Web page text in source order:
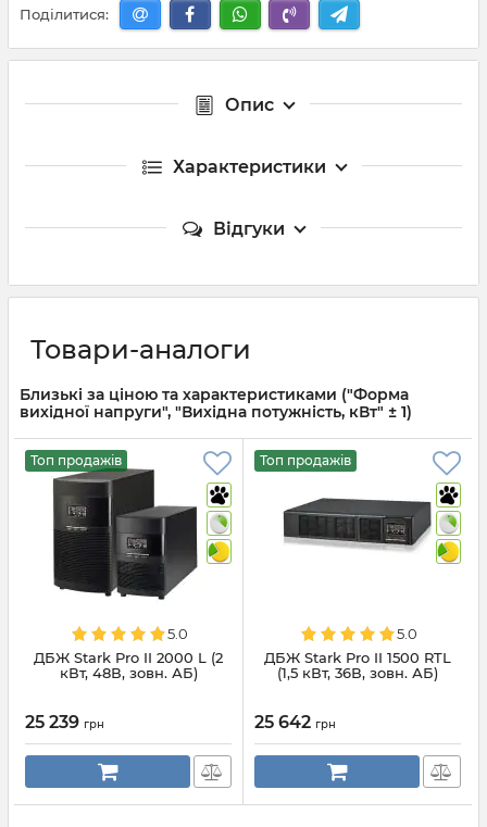
Поділитися:
Опис
Характеристики
Відгуки
Товари-аналоги
Близькі за ціною та характеристиками ("Форма
вихідної напруги", "Вихідна потужність, кВт" ± 1)
Топ продажів
5.0
ДБЖ Stark Pro II 2000 L (2
кВт, 48В, зовн. АБ)
25 239 грн
Топ продажів
5.0
ДБЖ Stark Pro II 1500 RTL
(1,5 кВт, 36В, зовн. АБ)
25 642 грн